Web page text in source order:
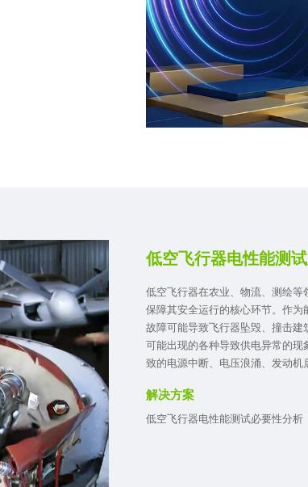
低空飞行器电性能测
低空飞行器在农业、物流、测绘
保障其安全运行的核心环节。作
故障可能导致飞行器坠毁、撞击
可能出现的各种导致供电异常的
致的电源中断、电压浪涌、发动
解决方案
低空飞行器电性能测试必要性分析